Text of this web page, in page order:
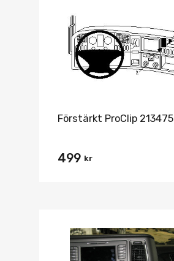
Förstärkt ProClip 213475
499 kr